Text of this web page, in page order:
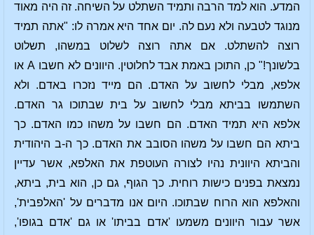
המדע. הוא למד הרבה ותמיד השתלט על השיחה. זה היה מאוד
מנוגד לטבעה ולא נעם לה. יום אחד היא אמרה לו: "אתה תמיד
רוצה להשתלט. אם אתה רוצה לשלוט במשהו, תשלוט
בלשונך!" כן, התוכן באמת אבד לחלוטין. היוונים לא חשבו A או
אלפא, מבלי לחשוב על האדם. הם מייד נזכרו באדם. ולא
השתמשו בביתא מבלי לחשוב על בית שבתוכו גר האדם.
אלפא היא תמיד האדם. הם חשבו על משהו כמו האדם. כך
ביתא הם חשבו על משהו הסובב את האדם. כך ה-ב היהודית
והביתא היוונית נהיו לצורה העוטפת את האלפא, אשר עדיין
נמצאת בפנים כישות רוחית. כך הגוף, גם כן, הוא בית, ביתא,
והאלפא הוא הרוח שבתוכו. היום אנו מדברים על 'האלפבית',
אשר עבור היוונים משמעו 'אדם בביתו' או גם 'אדם בגופו',